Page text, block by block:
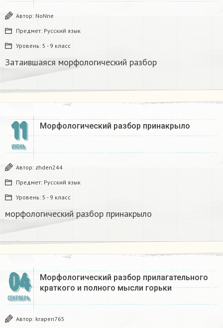
Автор: NoNne
Предмет: Русский язык
Уровень: 5 - 9 класс
Затаившаяся морфологический разбор
11
ИЮНЬ
Морфологический разбор принакрыло
Автор: zhden244
Предмет: Русский язык
Уровень: 5 - 9 класс
морфологический разбор принакрыло
04
СЕНТЯБРЬ
Морфологический разбор прилагательного
краткого и полного мысли горьки
Автор: krapen765